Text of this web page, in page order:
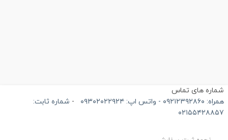
های تماس
- واتس اپ: ۰۹۳۰۲۰۲۲۹۲۴
-
شماره ثابت: